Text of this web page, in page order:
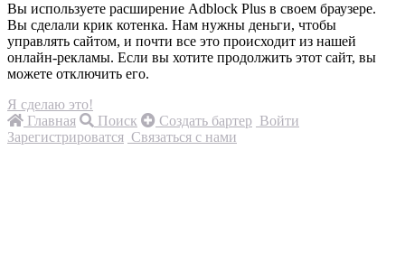
Вы используете расширение Adblock Plus в своем браузере.
Вы сделали крик котенка. Нам нужны деньги, чтобы
управлять сайтом, и почти все это происходит из нашей
онлайн-рекламы. Если вы хотите продолжить этот сайт, вы
можете отключить его.
Я сделаю это!
Главная
Поиск Создать бартер Войти
Зарегистрироватся Связаться с нами